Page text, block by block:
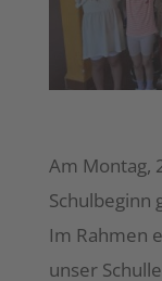
Am Montag,
Schulbeginn
Im Rahmen
unser